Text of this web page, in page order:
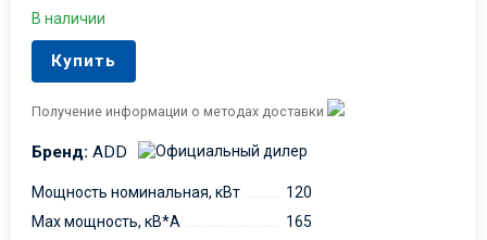
В наличии
Купить
Получение информации о методах доставки
Бренд: ADD
Мощность номинальная, кВт
120
Max мощность, кВ*А
165